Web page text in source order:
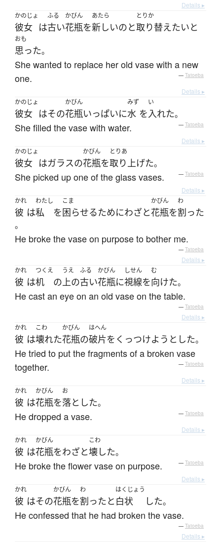
Details ▸
かのじょ
彼女 は
ふる
古い
かびん
花瓶を
あたら
新しいのと
とりか
取り替えたいと
おも
思った。
She wanted to replace her old vase with a new
one.
— Tatoeba
Details ▸
かのじょ
彼女 はその
かびん
花瓶いっぱいに
みず
水 を
い
入れた。
She filled the vase with water. — Tatoeba
Details ▸
かのじょ
彼女 はガラスの
かびん
花瓶を
とりあ
取り上げた。
She picked up one of the glass vases. — Tatoeba
Details ▸
かれ
彼 は
わたし
私 を
こま
困らせるためにわざと
かびん
花瓶を
わ
割った
。
He broke the vase on purpose to bother me.
— Tatoeba
Details ▸
かれ
彼 は
つくえ
机 の
うえ
上の
ふる
古い
かびん
花瓶に
しせん
視線を
む
向けた。
He cast an eye on an old vase on the table.
— Tatoeba
Details ▸
かれ
彼 は
こわ
壊れた
かびん
花瓶の
はへん
破片を くっつけよう とした。
He tried to put the fragments of a broken vase
together.
— Tatoeba
Details ▸
かれ
彼 は
かびん
花瓶を
お
落とした。
He dropped a vase. — Tatoeba
Details ▸
かれ
彼 は
かびん
花瓶をわざと
こわ
壊した。
He broke the flower vase on purpose. — Tatoeba
Details ▸
かれ
彼 はその
かびん
花瓶を
わ
割ったと
はくじょう
白状 した。
He confessed that he had broken the vase.
— Tatoeba
Details ▸